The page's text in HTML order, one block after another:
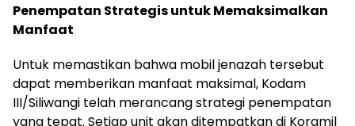
Penempatan Strategis untuk Memaksimalkan
Manfaat
Untuk memastikan bahwa mobil jenazah tersebut
dapat memberikan manfaat maksimal, Kodam
III/Siliwangi telah merancang strategi penempatan
yang tepat. Setiap unit akan ditempatkan di Koramil